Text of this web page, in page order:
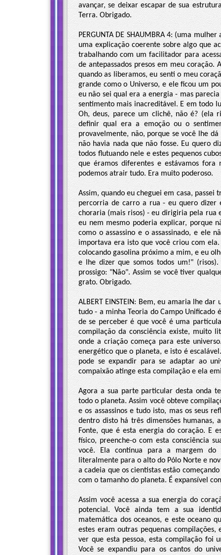
avançar, se deixar escapar de sua
Terra. Obrigado.
PERGUNTA DE SHAUMBRA 4: (uma
uma explicação coerente sobre algo que
trabalhando com um facilitador para
de antepassados presos em meu coração.
quando as liberamos, eu senti o meu
grande como o Universo, e ele ficou um
eu não sei qual era a energia - mas
sentimento mais inacreditável. E em todo
Oh, deus, parece um clichê, não é? (ela
definir qual era a emoção ou o
provavelmente, não, porque se você lhe
não havia nada que não fosse. Eu quero
todos flutuando nele e estes pequenos
que éramos diferentes e estávamos fora
podemos atrair tudo. Era muito poderoso.
Assim, quando eu cheguei em casa, passei
percorria de carro a rua - eu quero dizer
choraria (mais risos) - eu dirigiria pela rua
eu nem mesmo poderia explicar, porque
como o assassino e o assassinado, e ele
importava era isto que você criou com
colocando gasolina próximo a mim, e eu
e lhe dizer que somos todos um!"
prossigo: "Não". Assim se você tiver
grato. Obrigado.
ALBERT EINSTEIN: Bem, eu amaria lhe
tudo - a minha Teoria do Campo Unificado
de se perceber é que você é uma
compilação da consciência existe, muito
onde a criação começa para este
energético que o planeta, e isto é
pode se expandir para se adaptar ao
compaixão atinge esta compilação e ela
Agora a sua parte particular desta onda
todo o planeta. Assim você obteve
e os assassinos e tudo isto, mas os seus
dentro disto há três dimensões
Fonte, que é esta energia do coração. E
físico, preenche-o com esta consciência
você. Ela continua para a margem
literalmente para o alto do Pólo Norte e
a cadeia que os cientistas estão
com o tamanho do planeta. É expansível
Assim você acessa a sua energia do
potencial. Você ainda tem a sua
matemática dos oceanos, e este oceano
estes eram outras pequenas
ver que esta pessoa, esta compilação foi
Você se expandiu para os cantos do